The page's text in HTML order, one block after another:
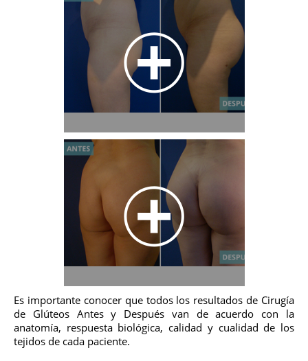
Es importante conocer que todos los resultados de Cirugía
de Glúteos Antes y Después van de acuerdo con la
anatomía, respuesta biológica, calidad y cualidad de los
tejidos de cada paciente.